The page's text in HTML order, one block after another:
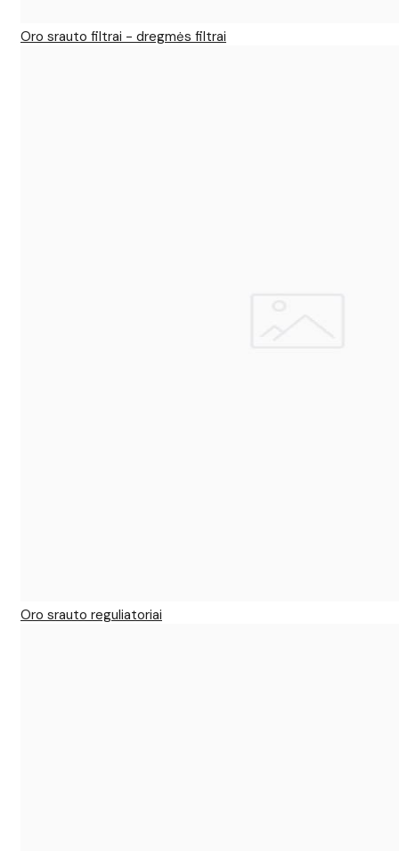
Oro srauto filtrai - dregmės filtrai
Oro srauto reguliatoriai